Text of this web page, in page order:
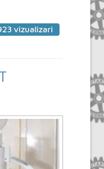
vizualizari